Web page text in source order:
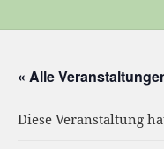
« Alle
Diese Veranstaltung